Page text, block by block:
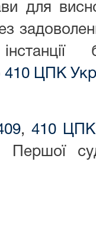
для
410 ЦПК
, 410 ЦПК
Першої